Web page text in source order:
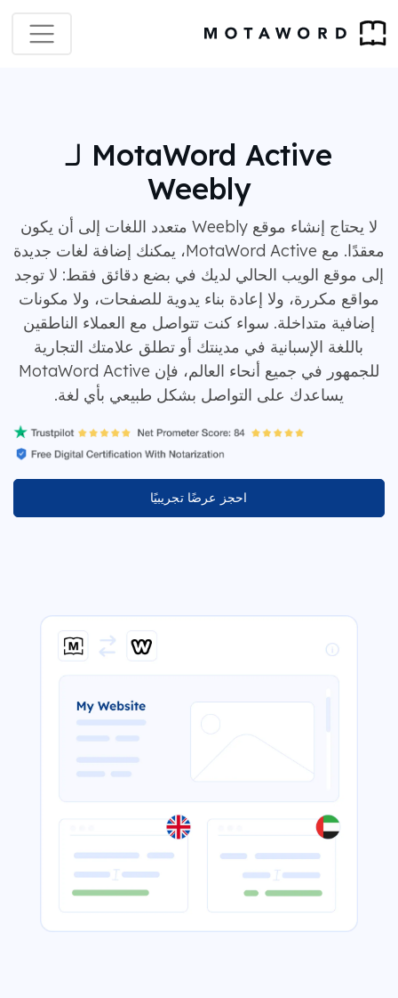
MotaWord Active لـ
Weebly
لا يحتاج إنشاء موقع Weebly متعدد اللغات إلى أن يكون
معقدًا. مع MotaWord Active، يمكنك إضافة لغات جديدة
إلى موقع الويب الحالي لديك في بضع دقائق فقط: لا توجد
مواقع مكررة، ولا إعادة بناء يدوية للصفحات، ولا مكونات
إضافية متداخلة. سواء كنت تتواصل مع العملاء الناطقين
باللغة الإسبانية في مدينتك أو تطلق علامتك التجارية
للجمهور في جميع أنحاء العالم، فإن MotaWord Active
يساعدك على التواصل بشكل طبيعي بأي لغة.
احجز عرضًا تجريبيًا